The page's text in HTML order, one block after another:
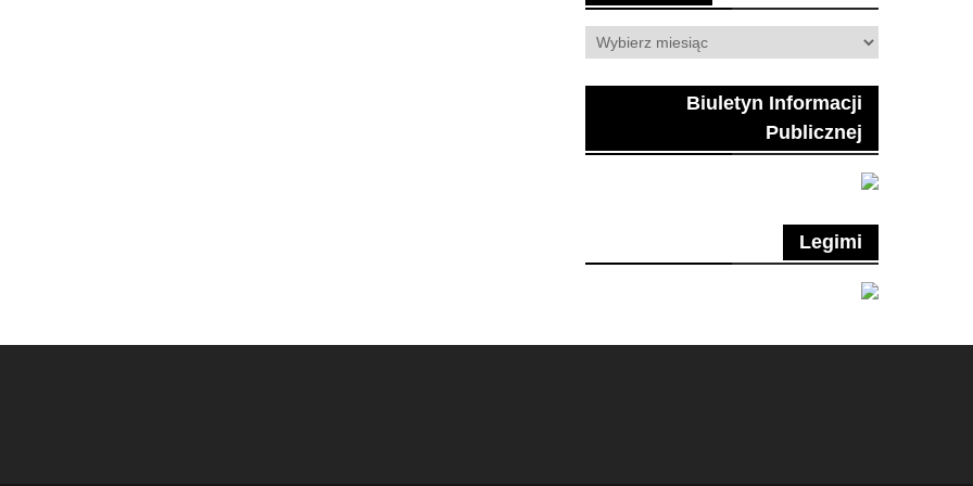
Archiwum
Biuletyn Informacji
Publicznej
Legimi